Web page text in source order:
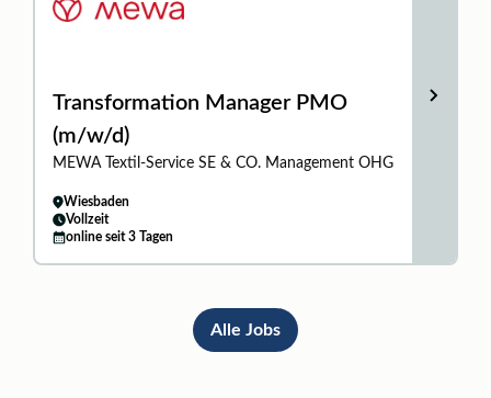
Transformation Manager PMO
(m/w/d)
MEWA Textil-Service SE & CO. Management OHG
Wiesbaden
Vollzeit
online seit 3 Tagen
Alle Jobs